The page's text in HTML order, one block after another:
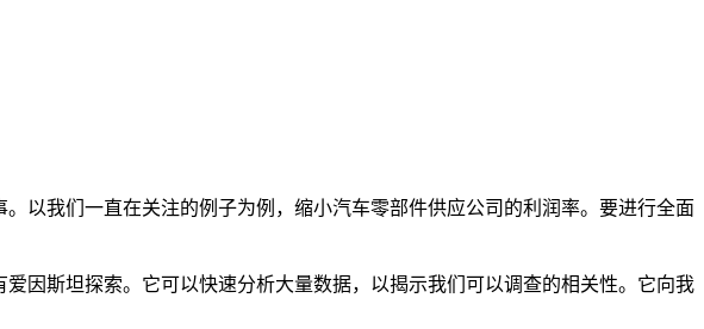
以我们一直在关注的例子为例，缩小汽车零部件供应公司的利润率。要进行全面
因斯坦探索。它可以快速分析大量数据，以揭示我们可以调查的相关性。它向我